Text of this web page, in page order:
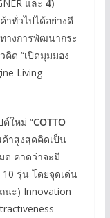
และ 4)
าทั่วไปได้อย่างดี
างการพัฒนากระ
คิด “เปิดมุมมอง
Living
ใหม่ “COTTO
าสูงสุดคิดเป็น
ด คาดว่าจะมี
รุ่น โดยจุดเด่น
นะ) Innovation